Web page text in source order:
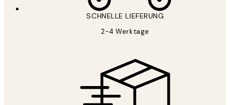
SCHNELLE LIEFERUNG
2-4 Werktage